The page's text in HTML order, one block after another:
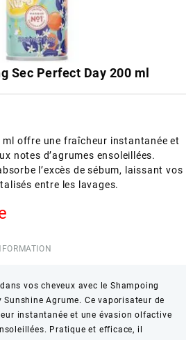
Sec Perfect Day 200 ml
ml offre une fraîcheur instantanée et
notes d’agrumes ensoleillées.
l’excès de sébum, laissant vos
entre les lavages.
vos cheveux avec le Shampoing
Sunshine Agrume. Ce vaporisateur de
instantanée et une évasion olfactive
Pratique et efficace, il